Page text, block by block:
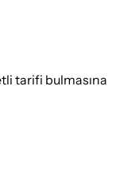
tarifi bulmasına